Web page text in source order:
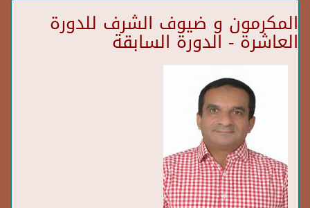
المكرمون و ضيوف الشرف للدورة
العاشرة - الدورة السابقة